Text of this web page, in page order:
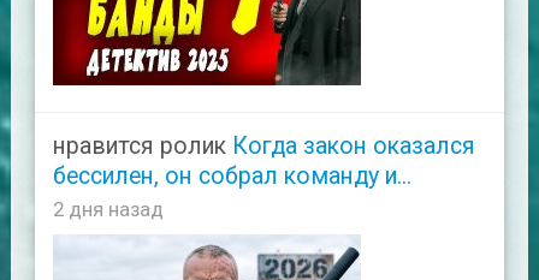
нравится ролик Когда закон оказался
бессилен, он собрал команду и...
2 дня назад